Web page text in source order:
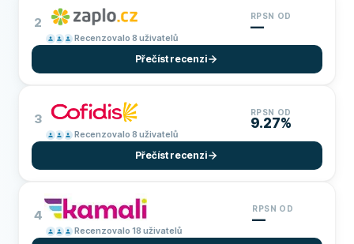
2
Recenzovalo 8 uživatelů
RPSN OD
—
Přečíst recenzi
3
Recenzovalo 8 uživatelů
RPSN OD
9.27%
Přečíst recenzi
4
Recenzovalo 18 uživatelů
RPSN OD
—